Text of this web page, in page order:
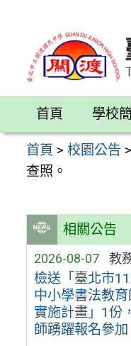
內
區
首頁 學校
首頁 >校園公告
查照。
相關公告
2026-08-07 教
檢送「臺北市
中小學書法教
實施計畫」1份
師踴躍報名參加